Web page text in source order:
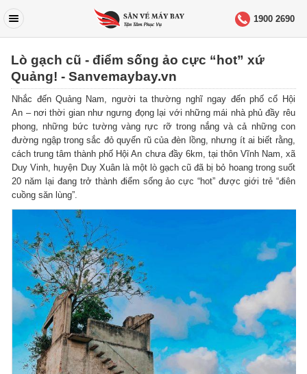
1900 2690
Lò gạch cũ - điểm sống ảo cực “hot” xứ
Quảng! - Sanvemaybay.vn
Nhắc đến Quảng Nam, người ta thường nghĩ ngay đến phố cổ Hội
An – nơi thời gian như ngưng đọng lại với những mái nhà phủ đầy rêu
phong, những bức tường vàng rực rỡ trong nắng và cả những con
đường ngập trong sắc đỏ quyến rũ của đèn lồng, nhưng ít ai biết rằng,
cách trung tâm thành phố Hội An chưa đầy 6km, tại thôn Vĩnh Nam, xã
Duy Vinh, huyện Duy Xuân là một lò gạch cũ đã bị bỏ hoang trong suốt
20 năm lại đang trở thành điểm sống ảo cực “hot” được giới trẻ “điên
cuồng săn lùng”.